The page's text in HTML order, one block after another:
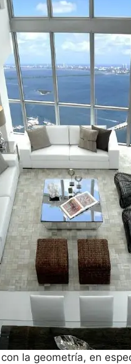
la geometría, en